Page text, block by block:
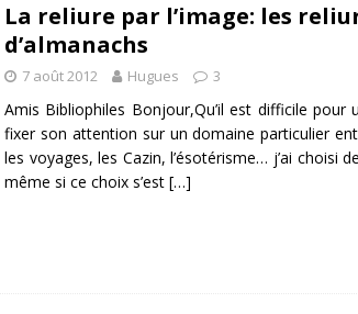
La reliure par l’image: les
d’almanachs
7 août 2012 Hugues 3
Amis Bibliophiles Bonjour,Qu’il est difficile pour
fixer son attention sur un domaine particulier
les voyages, les Cazin, l’ésotérisme… j’ai choisi
même si ce choix s’est […]